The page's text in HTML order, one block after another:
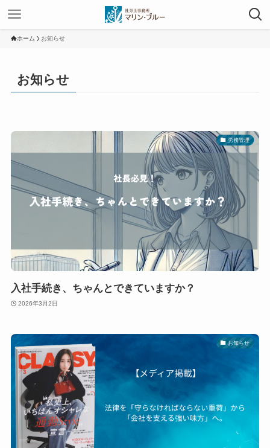
ホーム お知らせ
お知らせ
労務管理
入社手続き、ちゃんとできていますか？
2026年3月2日
お知らせ